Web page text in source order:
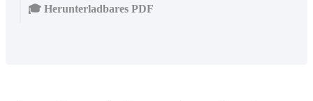
🎓 Herunterladbares PDF